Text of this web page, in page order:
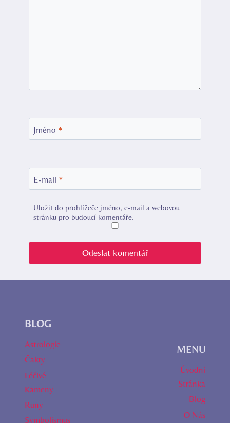
Jméno *
E-mail *
Uložit do prohlížeče jméno, e-mail a webovou
stránku pro budoucí komentáře.
BLOG
Astrologie
Čakry
Léčivé
Kameny
Runy
Symbolismus
MENU
Úvodní
Stránka
Blog
O Nás